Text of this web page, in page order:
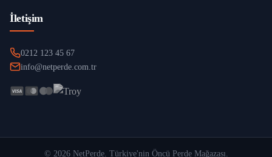
İletişim
0212 123 45 67
info@netperde.com.tr
© 2026 NetPerde. Türkiye'nin Öncü Perde Mağazası.